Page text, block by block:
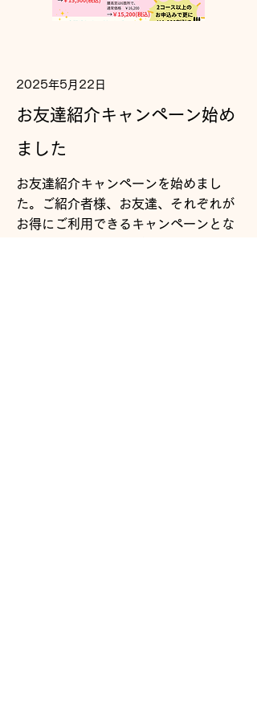
2025年5月22日
お友達紹介キャンペーン始め
ました
お友達紹介キャンペーンを始めまし
た。ご紹介者様、お友達、それぞれが
お得にご利用できるキャンペーンとな